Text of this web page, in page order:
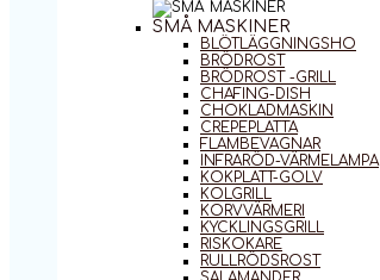
SMÅ MASKINER
BLÖTLÄGGNINGSHO
BRÖDROST
BRÖDROST -GRILL
CHAFING-DISH
CHOKLADMASKIN
CREPEPLATTA
FLAMBEVAGNAR
INFRARÖD-VÄRMELAMPA
KOKPLATT-GOLV
KOLGRILL
KORVVÄRMERI
KYCKLINGSGRILL
RISKOKARE
RULLRÖDSROST